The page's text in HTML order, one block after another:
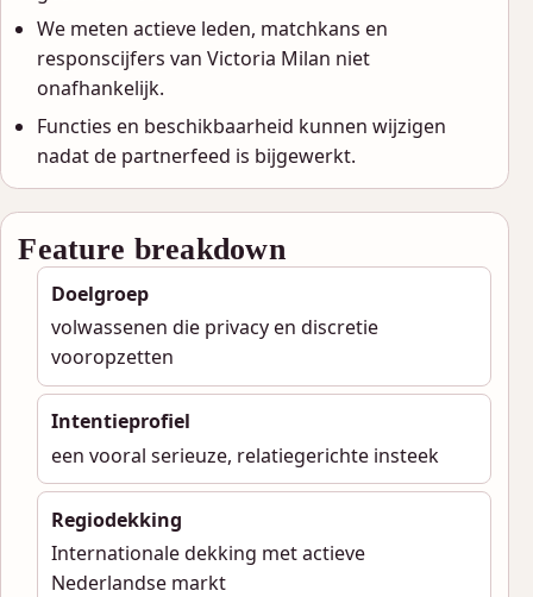
We meten actieve leden, matchkans en
responscijfers van Victoria Milan niet
onafhankelijk.
Functies en beschikbaarheid kunnen wijzigen
nadat de partnerfeed is bijgewerkt.
Feature breakdown
Doelgroep
volwassenen die privacy en discretie
vooropzetten
Intentieprofiel
een vooral serieuze, relatiegerichte insteek
Regiodekking
Internationale dekking met actieve
Nederlandse markt